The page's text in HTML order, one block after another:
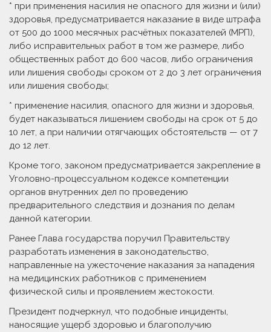
* при применения насилия не опасного для жизни и (или)
здоровья, предусматривается наказание в виде штрафа
от 500 до 1000 месячных расчётных показателей (МРП),
либо исправительных работ в том же размере, либо
общественных работ до 600 часов, либо ограничения
или лишения свободы сроком от 2 до 3 лет ограничения
или лишения свободы;
* применение насилия, опасного для жизни и здоровья,
будет наказываться лишением свободы на срок от 5 до
10 лет, а при наличии отягчающих обстоятельств — от 7
до 12 лет.
Кроме того, законом предусматривается закрепление в
Уголовно-процессуальном кодексе компетенции
органов внутренних дел по проведению
предварительного следствия и дознания по делам
данной категории.
Ранее Глава государства поручил Правительству
разработать изменения в законодательство,
направленные на ужесточение наказания за нападения
на медицинских работников с применением
физической силы и проявлением жестокости.
Президент подчеркнул, что подобные инциденты,
наносящие ущерб здоровью и благополучию